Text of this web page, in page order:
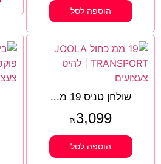
הוספה לסל
שולחן טניס 19 מ...
₪3,099
הוספה לסל